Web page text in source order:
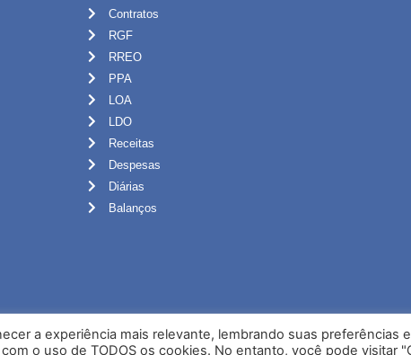
Contratos
RGF
RREO
PPA
LOA
LDO
Receitas
Despesas
Diárias
Balanços
a experiência mais relevante, lembrando suas preferências
o uso de TODOS os cookies. No entanto, você pode visitar